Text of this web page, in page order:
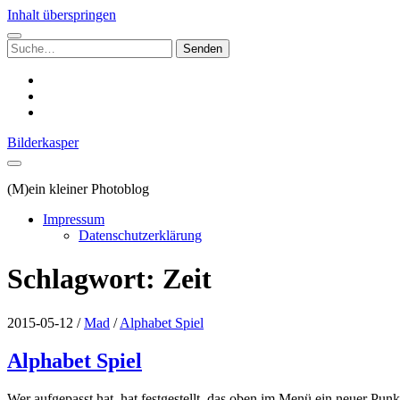
Inhalt überspringen
Suchen
nach:
Bilderkasper
(M)ein kleiner Photoblog
Impressum
Datenschutzerklärung
Schlagwort: Zeit
2015-05-12 /Mad /Alphabet Spiel
Alphabet Spiel